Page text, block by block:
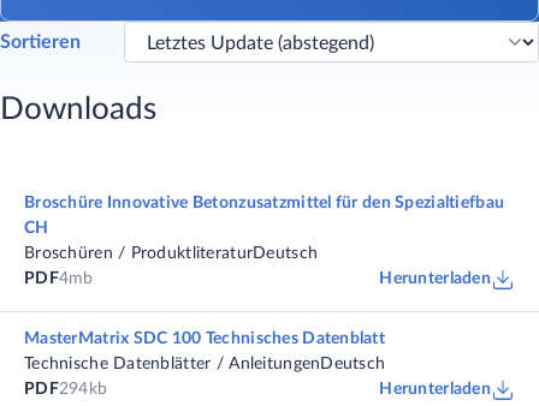
Sortieren
Downloads
Broschüre Innovative Betonzusatzmittel für den Spezialtiefbau
CH
Broschüren / ProduktliteraturDeutsch
PDF4mb Herunterladen
MasterMatrix SDC 100 Technisches Datenblatt
Technische Datenblätter / Anleitungen Deutsch
PDF294kb Herunterladen